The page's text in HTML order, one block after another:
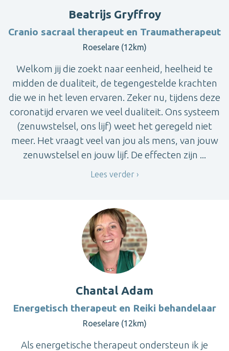
Beatrijs Gryffroy
Cranio sacraal therapeut en Traumatherapeut
Roeselare (12km)
Welkom jij die zoekt naar eenheid, heelheid te
midden de dualiteit, de tegengestelde krachten
die we in het leven ervaren. Zeker nu, tijdens deze
coronatijd ervaren we veel dualiteit. Ons systeem
(zenuwstelsel, ons lijf) weet het geregeld niet
meer. Het vraagt veel van jou als mens, van jouw
zenuwstelsel en jouw lijf. De effecten zijn ...
Lees verder
Chantal Adam
Energetisch therapeut en Reiki behandelaar
Roeselare (12km)
Als energetische therapeut ondersteun ik je